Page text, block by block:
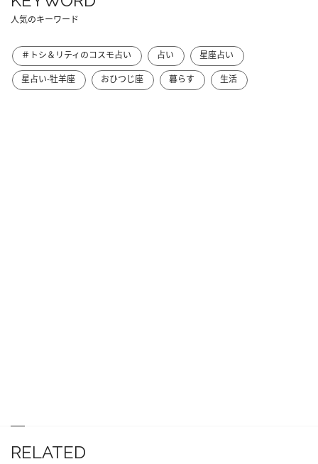
人気のキーワード
＃トシ＆リティのコスモ占い 占い
星座占い
星占い-牡羊座
おひつじ座 暮らす 生活
RELATED